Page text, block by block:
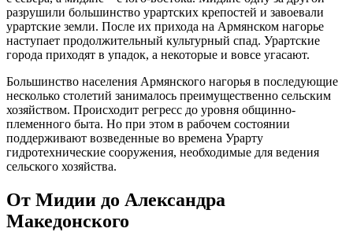
разрушили большинство урартских крепостей и завоевали
урартские земли. После их прихода на Армянском нагорье
наступает продолжительный культурный спад. Урартские
города приходят в упадок, а некоторые и вовсе угасают.
Большинство населения Армянского нагорья в последующие
несколько столетий занималось преимущественно сельским
хозяйством. Происходит регресс до уровня общинно-
племенного быта. Но при этом в рабочем состоянии
поддерживают возведенные во времена Урарту
гидротехнические сооружения, необходимые для ведения
сельского хозяйства.
От Мидии до Александра
Македонского